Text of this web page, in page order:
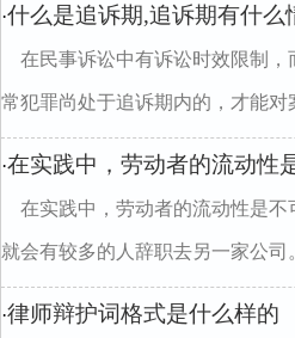
·什么是追诉期,追诉期有什么
在民事诉讼中有诉讼时效限制
常犯罪尚处于追诉期内的，才能
·在实践中，劳动者的流动性
在实践中，劳动者的流动性是
就会有较多的人辞职去另一家公
·律师辩护词格式是什么样的